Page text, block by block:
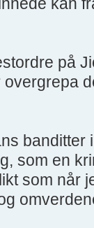
på
banditter
som en
som når